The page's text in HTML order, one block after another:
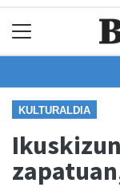
KULTURALDIA